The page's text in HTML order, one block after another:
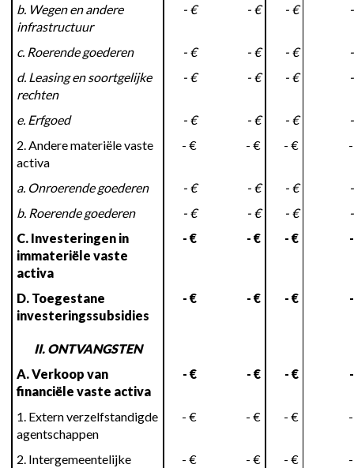
b. Wegen en andere
infrastructuur
- € - € - €
c. Roerende goederen - € - € - €
d. Leasing en soortgelijke
rechten
- € - € - €
e. Erfgoed - € - € - €
2. Andere materiële vaste
activa
- € - € - €
a. Onroerende goederen - € - € - €
b. Roerende goederen
- € - € - €
C. Investeringen in
immateriële vaste
activa
- € - € - €
D. Toegestane
investeringssubsidies
- € - € - €
II. ONTVANGSTEN
A. Verkoop van
financiële vaste activa
- € - € - €
1. Extern verzelfstandigde
agentschappen
- € - € - €
2. Intergemeentelijke
- € - € - €